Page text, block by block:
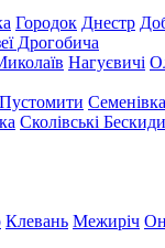
Городок Днестр
Дрогобича
Нагуєвичі
Пустомити Семенівка
Сколівські Бескиди
Клевань Межиріч